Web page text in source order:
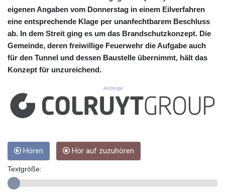
ERN 17.285684
ETB 186.347968
FJD 2.551309
FKP 0.856496
GBP 0.85733
GHS 13.570757
GIP 0.856496
GMD 85.276242
GYD 241.539903
HKD 9.040442
HTG 150.95029
eigenen Angaben vom Donnerstag in einem Eilverfahren
eine entsprechende Klage per unanfechtbarem Beschluss
ab. In dem Streit ging es um das Brandschutzkonzept. Die
Gemeinde, deren freiwillige Feuerwehr die Aufgabe auch
für den Tunnel und dessen Baustelle übernimmt, hält das
Konzept für unzureichend.
Anzeige
Hören Hör auf zuzuhören
Textgröße: